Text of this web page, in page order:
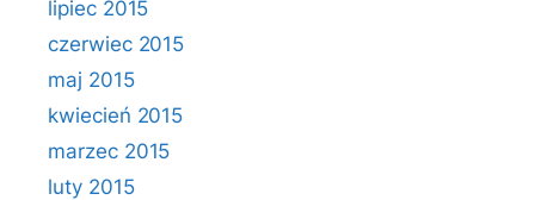
lipiec 2015
czerwiec 2015
maj 2015
kwiecień 2015
marzec 2015
luty 2015